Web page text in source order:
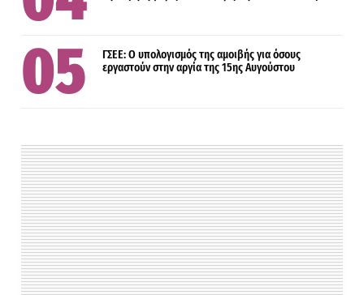
ΓΣΕΕ: Ο υπολογισμός της αμοιβής για όσους
εργαστούν στην αργία της 15ης Αυγούστου